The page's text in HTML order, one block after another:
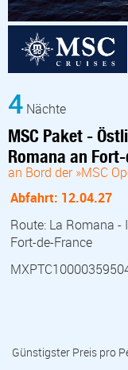
4 Nächte
MSC Paket -
Romana an Fort-
an Bord der »MSC
Abfahrt: 12.04.27
Route: La Romana
Fort-de-France
Günstigster Preis pro